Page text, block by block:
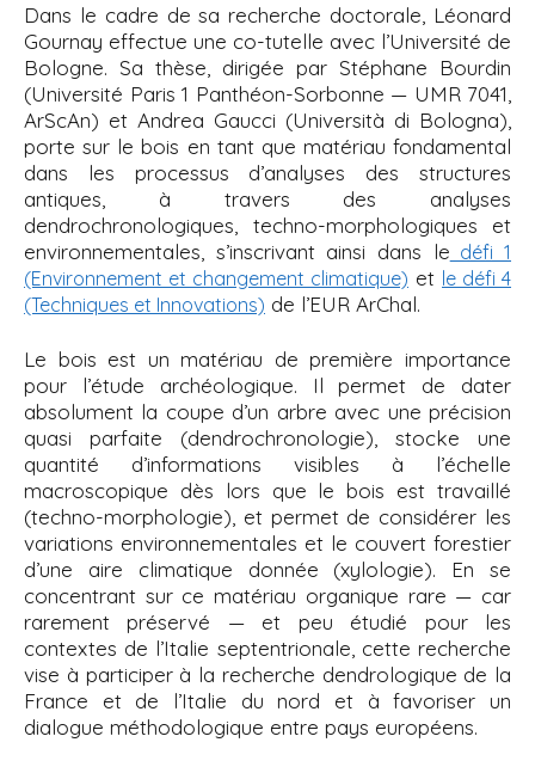
Dans le cadre de sa recherche doctorale, Léonard
Gournay effectue une co-tutelle avec l’Université de
Bologne. Sa thèse, dirigée par Stéphane Bourdin
(Université Paris 1 Panthéon-Sorbonne — UMR 7041,
ArScAn) et Andrea Gaucci (Università di Bologna),
porte sur le bois en tant que matériau fondamental
dans les processus d’analyses des structures
antiques, à travers des analyses
dendrochronologiques, techno-morphologiques et
environnementales, s’inscrivant ainsi dans le défi 1
(Environnement et changement climatique) et le défi 4
(Techniques et Innovations) de l’EUR ArChal.
Le bois est un matériau de première importance
pour l’étude archéologique. Il permet de dater
absolument la coupe d’un arbre avec une précision
quasi parfaite (dendrochronologie), stocke une
quantité d’informations visibles à l’échelle
macroscopique dès lors que le bois est travaillé
(techno-morphologie), et permet de considérer les
variations environnementales et le couvert forestier
d’une aire climatique donnée (xylologie). En se
concentrant sur ce matériau organique rare — car
rarement préservé — et peu étudié pour les
contextes de l’Italie septentrionale, cette recherche
vise à participer à la recherche dendrologique de la
France et de l’Italie du nord et à favoriser un
dialogue méthodologique entre pays européens.